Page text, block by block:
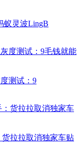
蚁灵波LingB
测试：9
拉拉取消独家车贴